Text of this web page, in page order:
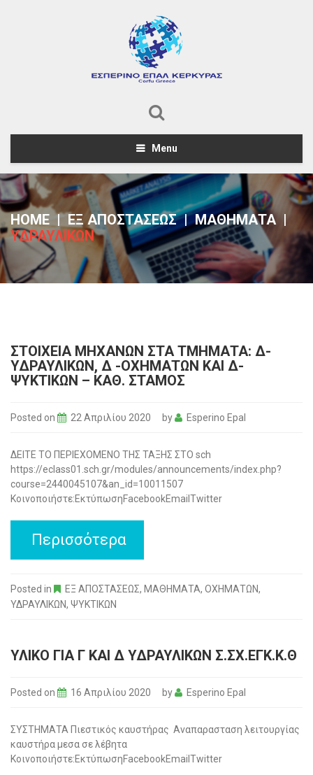
Menu
HOME | ΕΞ ΑΠΟΣΤΑΣΕΩΣ | ΜΑΘΗΜΑΤΑ |
ΥΔΡΑΥΛΙΚΩΝ
ΣΤΟΙΧΕΊΑ ΜΗΧΑΝΏΝ ΣΤΑ ΤΜΉΜΑΤΑ: Δ-
ΥΔΡΑΥΛΙΚΏΝ, Δ -ΟΧΗΜΆΤΩΝ ΚΑΙ Δ-
ΨΥΚΤΙΚΏΝ – ΚΑΘ. ΣΤΑΜΟΣ
Posted on 22 Απριλίου 2020 by Esperino Epal
ΔΕΙΤΕ ΤΟ ΠΕΡΙΕΧΟΜΕΝΟ ΤΗΣ ΤΑΞΗΣ ΣΤΟ sch
https://eclass01.sch.gr/modules/announcements/index.php?
course=2440045107&an_id=10011507
Κοινοποιήστε:ΕκτύπωσηFacebookEmailTwitter
Περισσότερα
Posted in ΕΞ ΑΠΟΣΤΑΣΕΩΣ, ΜΑΘΗΜΑΤΑ, ΟΧΗΜΑΤΩΝ,
ΥΔΡΑΥΛΙΚΩΝ, ΨΥΚΤΙΚΩΝ
ΥΛΙΚΟ ΓΙΑ Γ ΚΑΙ Δ ΥΔΡΑΥΛΙΚΩΝ Σ.ΣΧ.ΕΓΚ.Κ.Θ
Posted on 16 Απριλίου 2020 by Esperino Epal
ΣΥΣΤΗΜΑΤΑ Πιεστικός καυστήρας Αναπαρασταση λειτουργίας
καυστήρα μεσα σε λέβητα
Κοινοποιήστε:ΕκτύπωσηFacebookEmailTwitter